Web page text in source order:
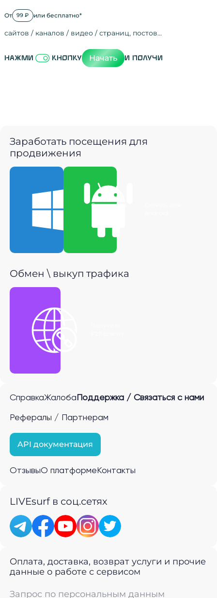
От 99 ₽ или бесплатно*
сайтов / каналов / видео / страниц, постов…
Нажми кнопку Начать и получи
Заработать посещения для
продвижения
Скачать для
Обмен \ выкуп трафика
СправкаЖалоба Поддержка / Связаться с нами
Рефералы / Партнерам
API документация
ОтзывыО платформе Контакты
LIVEsurf в соц.сетях
Оплата, доставка, возврат услуги и прочие
данные о работе с сервисом
Запрос по персональным данным